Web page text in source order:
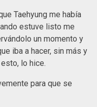
Taehyung me había
estuve listo me
un momento y
iba a hacer, sin más y
lo hice.
para que se